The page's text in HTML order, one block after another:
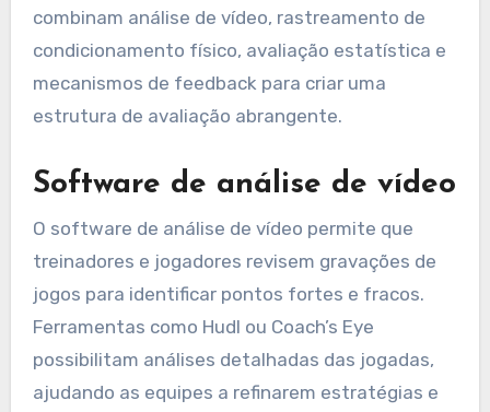
combinam análise de vídeo, rastreamento de
condicionamento físico, avaliação estatística e
mecanismos de feedback para criar uma
estrutura de avaliação abrangente.
Software de análise de vídeo
O software de análise de vídeo permite que
treinadores e jogadores revisem gravações de
jogos para identificar pontos fortes e fracos.
Ferramentas como Hudl ou Coach’s Eye
possibilitam análises detalhadas das jogadas,
ajudando as equipes a refinarem estratégias e